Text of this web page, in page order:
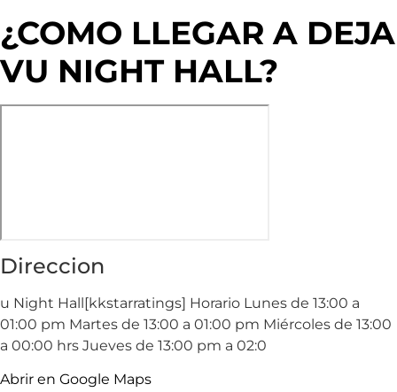
¿COMO LLEGAR A DEJA
VU NIGHT HALL?
Direccion
u Night Hall[kkstarratings] Horario Lunes de 13:00 a
01:00 pm Martes de 13:00 a 01:00 pm Miércoles de 13:00
a 00:00 hrs Jueves de 13:00 pm a 02:0
Abrir en Google Maps